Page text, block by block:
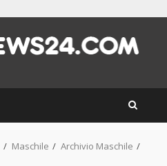
Maschile
Archivio Maschile